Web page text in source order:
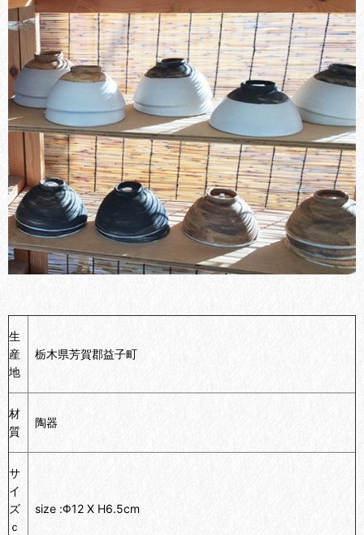
生
産
地
栃木県芳賀郡益子町
材
質
陶器
サ
イ
ズ
ｃ
size :Φ12 X H6.5cm